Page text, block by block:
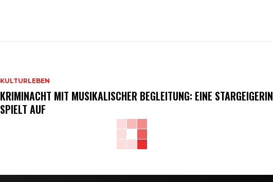
KULTURLEBEN
KRIMINACHT MIT MUSIKALISCHER BEGLEITUNG: EINE STARGEIGERIN
SPIELT AUF